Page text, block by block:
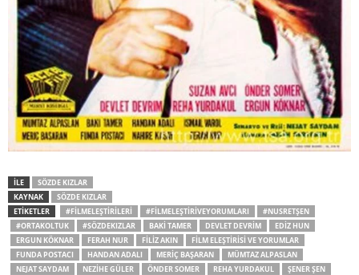
İLE
SÖZDE KIZLAR
KAYNAK
SÖZDE KIZLAR
ETİKETLER
#FILMELEŞTIRILERI #FILMELEŞTIRIVEYORUMLARI
#NUSRETŞEN
#ORTAKOLTUK
#SÖZDEKIZLAR BAKI TAMER DEVLET DEVRIM
EDIZ HUN
ERGUN KÖKNAR
FERAH NUR FILIZ AKIN
FILM ELEŞTIRISI VE YORUMLAR
FUNDA POSTACI
HANDAN ADALI MERIÇ BAŞARAN
MÜMTAZ ALPASLAN
NEJAT SAYDAM
NEZIHE GÜLER ÖNDER SOMER REHA YURDAKUL
ŞENER ŞEN